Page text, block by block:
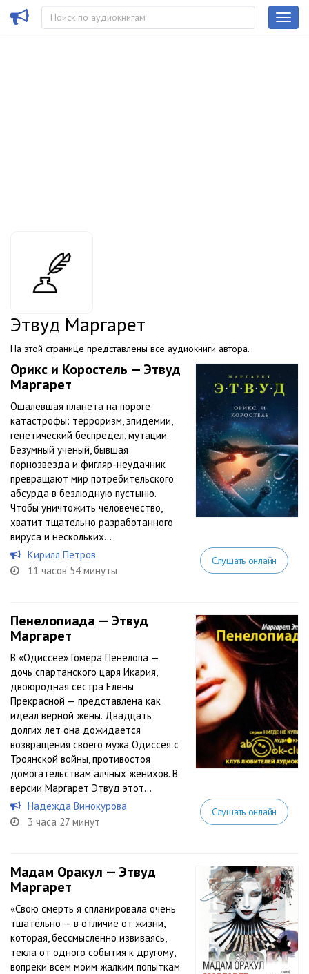
Этвуд Маргарет
На этой странице представлены все аудиокниги автора.
Орикс и Коростель — Этвуд
Маргарет
Ошалевшая планета на пороге
катастрофы: терроризм, эпидемии,
генетический беспредел, мутации.
Безумный ученый, бывшая
порнозвезда и фигляр-неудачник
превращают мир потребительского
абсурда в безлюдную пустыню.
Чтобы уничтожить человечество,
хватит тщательно разработанного
вируса и нескольких...
Кирилл Петров
11 часов 54 минуты
Слушать онлайн
Пенелопиада — Этвуд
Маргарет
В «Одиссее» Гомера Пенелопа —
дочь спартанского царя Икария,
двоюродная сестра Елены
Прекрасной — представлена как
идеал верной жены. Двадцать
долгих лет она дожидается
возвращения своего мужа Одиссея с
Троянской войны, противостоя
домогательствам алчных женихов. В
версии Маргарет Этвуд этот...
Надежда Винокурова
3 часа 27 минут
Слушать онлайн
Мадам Оракул — Этвуд
Маргарет
«Свою смерть я спланировала очень
тщательно — в отличие от жизни,
которая, бессмысленно извиваясь,
текла от одного события к другому,
вопреки всем моим жалким попыткам